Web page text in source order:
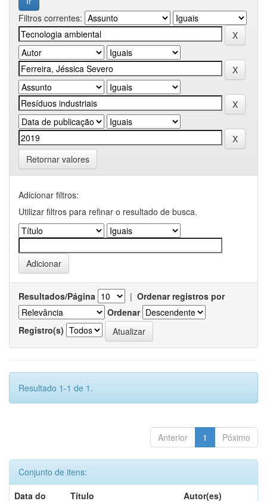
Filtros correntes:
Retornar valores
Adicionar filtros:
Utilizar filtros para refinar o resultado de busca.
Resultados/Página | Ordenar registros por
Ordenar
Registro(s)
Resultado 1-1 de 1.
Anterior 1 Póximo
Conjunto de itens:
Data do
Título Autor(es)